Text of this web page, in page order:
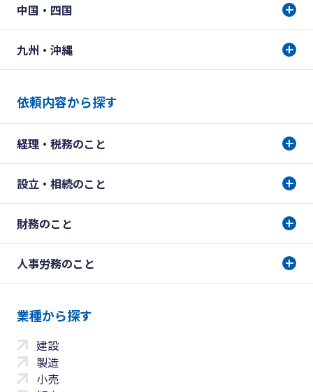
中国・四国
九州・沖縄
依頼内容から探す
経理・税務のこと
設立・相続のこと
財務のこと
人事労務のこと
業種から探す
建設
製造
小売